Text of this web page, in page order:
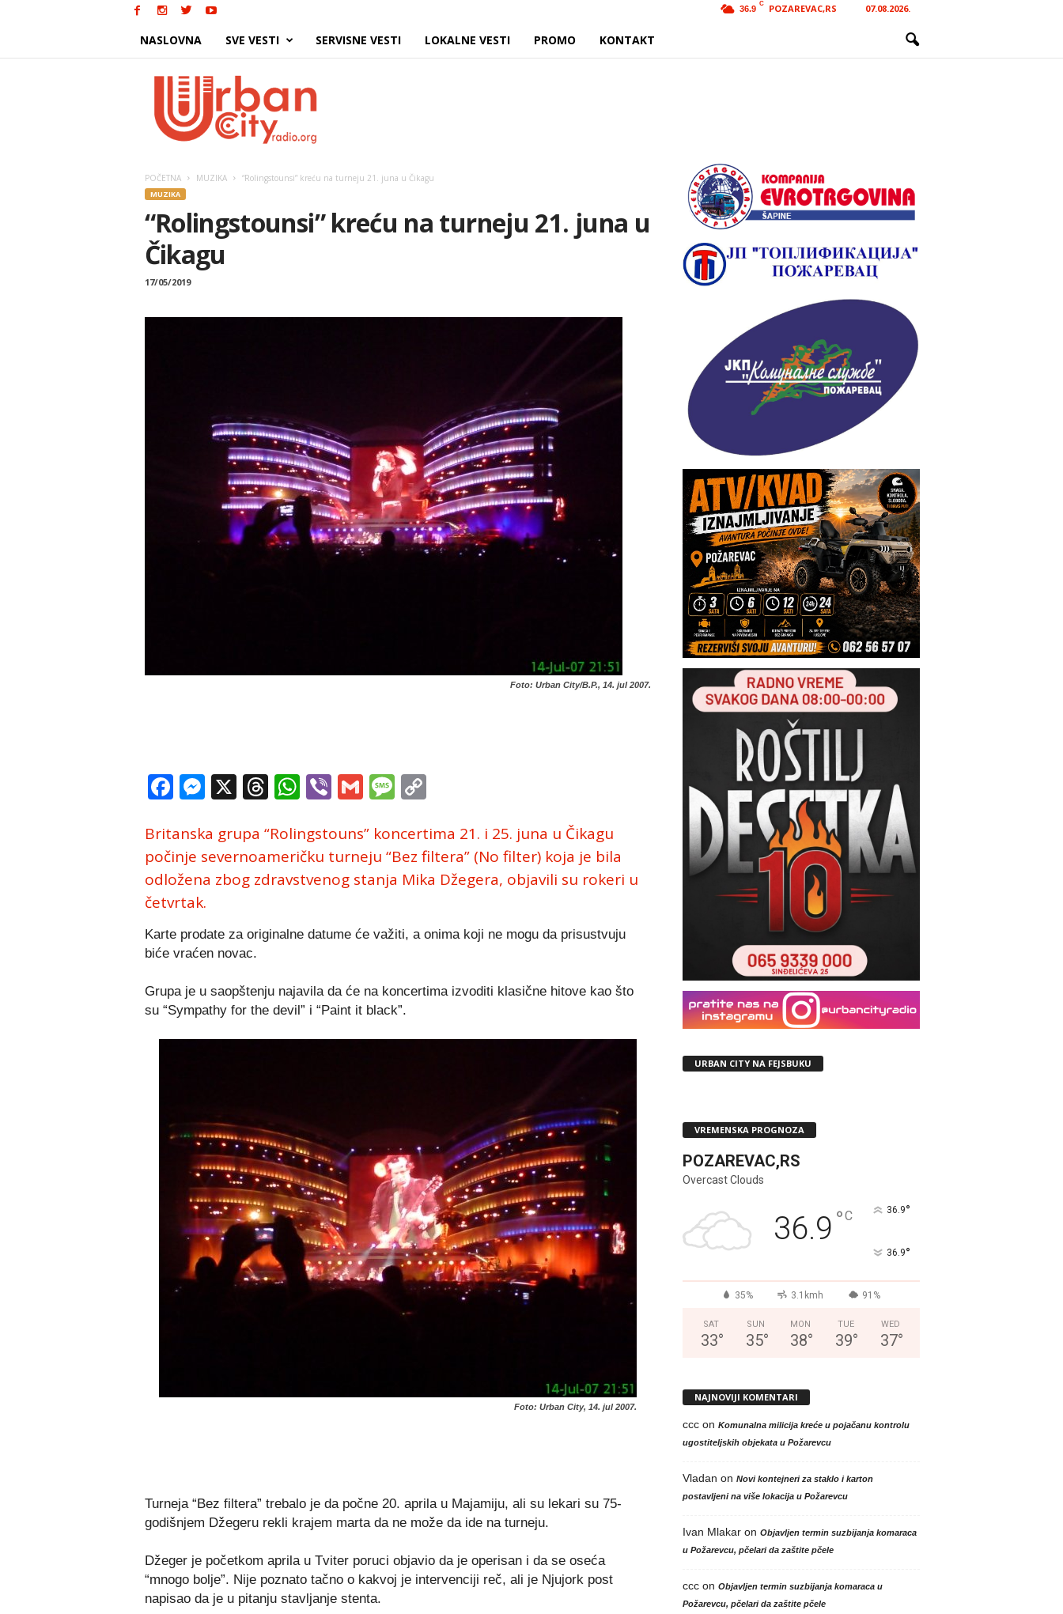
36.9
C POZAREVAC,RS 07.08.2026.
NASLOVNA SVE VESTI SERVISNE VESTI LOKALNE VESTI PROMO KONTAKT
POČETNA MUZIKA “Rolingstounsi” kreću na turneju 21. juna u Čikagu
MUZIKA
“Rolingstounsi” kreću na turneju 21. juna u
Čikagu
17/05/2019
Foto: Urban City/B.P., 14. jul 2007.
Facebook
Messenger
X Threads
WhatsApp
ViberGmailMessage
Britanska grupa “Rolingstouns” koncertima 21. i 25. juna u Čikagu
počinje severnoameričku turneju “Bez filtera” (No filter) koja je bila
odložena zbog zdravstvenog stanja Mika Džegera, objavili su rokeri u
četvrtak.
Karte prodate za originalne datume će važiti, a onima koji ne mogu da prisustvuju
biće vraćen novac.
Grupa je u saopštenju najavila da će na koncertima izvoditi klasične hitove kao što
su “Sympathy for the devil” i “Paint it black”.
Foto: Urban City, 14. jul 2007.
Turneja “Bez filtera” trebalo je da počne 20. aprila u Majamiju, ali su lekari su 75-
godišnjem Džegeru rekli krajem marta da ne može da ide na turneju.
Džeger je početkom aprila u Tviter poruci objavio da je operisan i da se oseća
“mnogo bolje”. Nije poznato tačno o kakvoj je intervenciji reč, ali je Njujork post
napisao da je u pitanju stavljanje stenta.
URBAN CITY NA FEJSBUKU
VREMENSKA PROGNOZA
POZAREVAC,RS
Overcast Clouds
36.9 °C 36.9°
36.9°
35% 3.1kmh 91%
SAT
33°
SUN
35°
MON
38°
TUE
39°
WED
37°
NAJNOVIJI KOMENTARI
cccon Komunalna milicija kreće u pojačanu kontrolu
ugostiteljskih objekata u Požarevcu
Vladan on Novi kontejneri za staklo i karton
postavljeni na više lokacija u Požarevcu
Ivan Mlakaron Objavljen termin suzbijanja komaraca
u Požarevcu, pčelari da zaštite pčele
cccon Objavljen termin suzbijanja komaraca u
Požarevcu, pčelari da zaštite pčele